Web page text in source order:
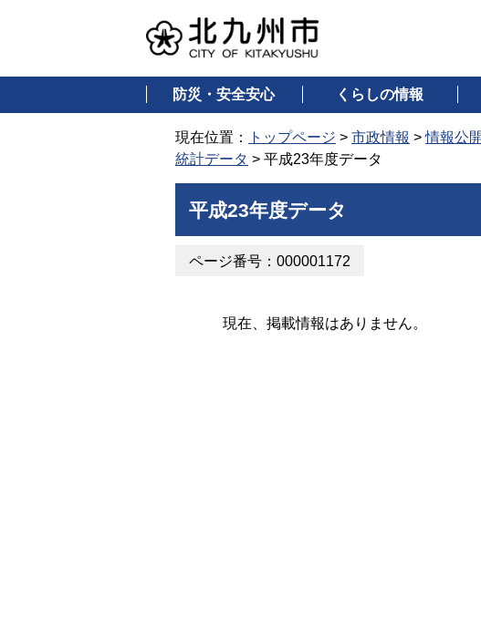
防災・安全安心 くらしの情報
現在位置： トップページ > 市政情報 >情報公
統計データ > 平成23年度データ
平成23年度データ
ページ番号：000001172
現在、掲載情報はありません。